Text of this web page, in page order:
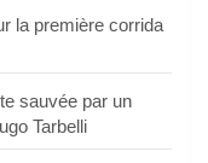
la première corrida
sauvée par un
Tarbelli